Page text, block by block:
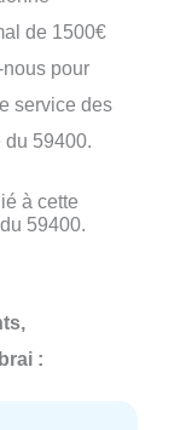
de 1500€
pour
service des
du 59400.
à cette
59400.
: